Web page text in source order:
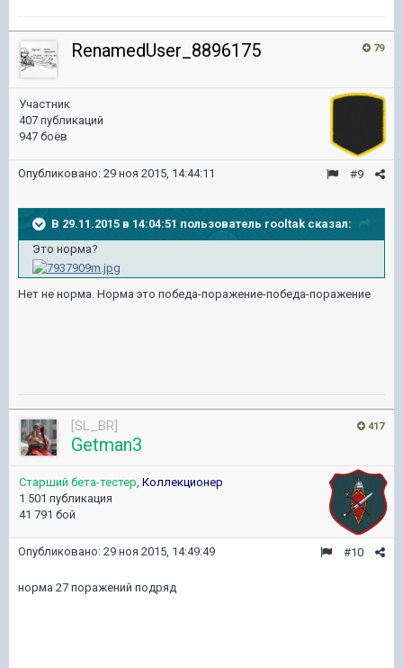
79
RenamedUser_8896175
Участник
407 публикаций
947 боёв
#9
Опубликовано: 29 ноя 2015, 14:44:11
В 29.11.2015 в 14:04:51 пользователь rooltak сказал:
Это норма?
Нет не норма. Норма это победа-поражение-победа-поражение
417
[SL_BR]
Getman3
Старший бета-тестер, Коллекционер
1 501 публикация
41 791 бой
#10
Опубликовано: 29 ноя 2015, 14:49:49
норма 27 поражений подряд